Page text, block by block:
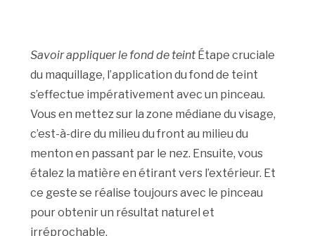
Savoir appliquer le fond de teintÉtape cruciale
du maquillage, l’application du fond de teint
s’effectue impérativement avec un pinceau.
Vous en mettez sur la zone médiane du visage,
c’est-à-dire du milieu du front au milieu du
menton en passant par le nez. Ensuite, vous
étalez la matière en étirant vers l’extérieur. Et
ce geste se réalise toujours avec le pinceau
pour obtenir un résultat naturel et
irréprochable.